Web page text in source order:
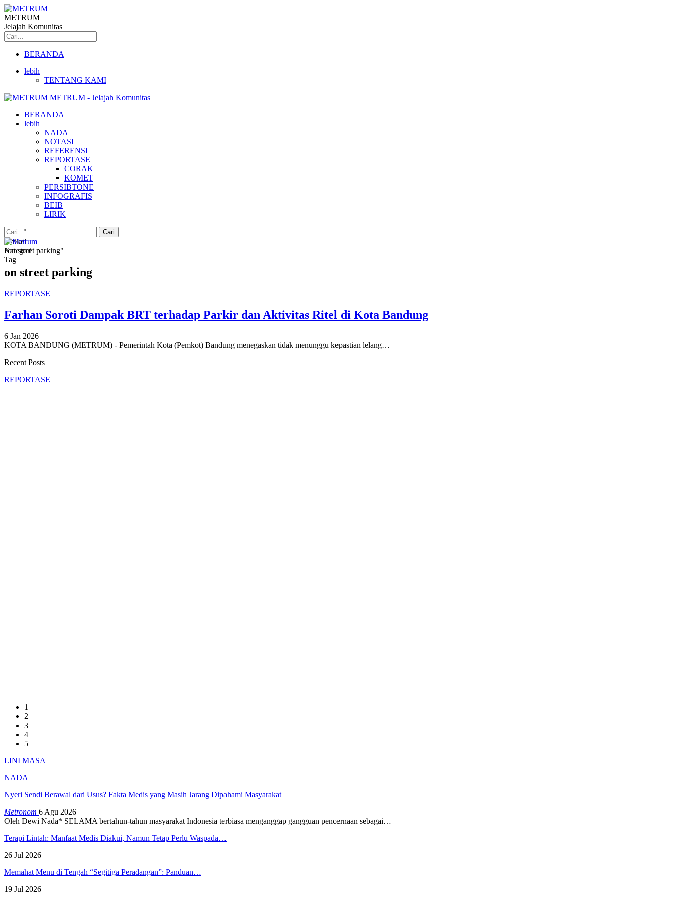
METRUM
Jelajah Komunitas
BERANDA
lebih
TENTANG KAMI
METRUM - Jelajah Komunitas
BERANDA
lebih
NADA
NOTASI
REFERENSI
REPORTASE
CORAK
KOMET
PERSIBTONE
INFOGRAFIS
BEIB
LIRIK
Artikel
Kategori
Tag
"on street parking"
on street parking
REPORTASE
Farhan Soroti Dampak BRT terhadap Parkir dan Aktivitas Ritel di Kota Bandung
6 Jan 2026
KOTA BANDUNG (METRUM) - Pemerintah Kota (Pemkot) Bandung menegaskan tidak menunggu kepastian lelang…
Recent Posts
REPORTASE
1
2
3
4
5
LINI MASA
NADA
Nyeri Sendi Berawal dari Usus? Fakta Medis yang Masih Jarang Dipahami Masyarakat
Metronom 6 Agu 2026
Oleh Dewi Nada* SELAMA bertahun-tahun masyarakat Indonesia terbiasa menganggap gangguan pencernaan sebagai…
Terapi Lintah: Manfaat Medis Diakui, Namun Tetap Perlu Waspada…
26 Jul 2026
Memahat Menu di Tengah “Segitiga Peradangan”: Panduan…
19 Jul 2026